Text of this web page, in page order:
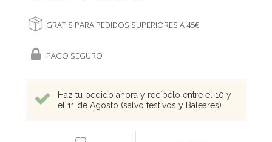
GRATIS PARA PEDIDOS SUPERIORES A 45€
PAGO SEGURO
Haz tu pedido ahora y recíbelo entre el 10 y
el 11 de Agosto (salvo festivos y Baleares)